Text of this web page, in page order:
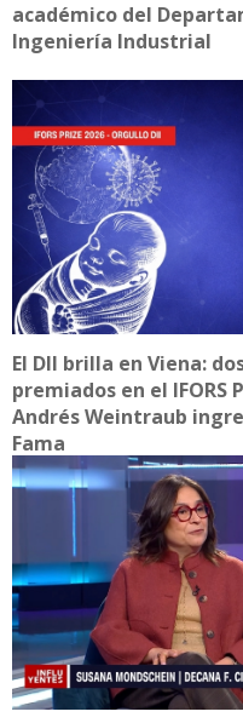
académico del
Ingeniería Industrial
El DII brilla en Viena:
premiados en el IFORS
Andrés Weintraub
Fama